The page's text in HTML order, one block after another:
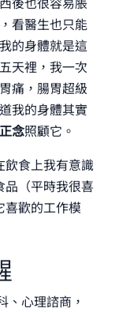
看醫生也只能
的身體就是這
天裡，我一次
痛，腸胃超級
我的身體其實
念照顧它。
飲食上我有意識
品（平時我很喜
喜歡的工作模
、心理諮商，